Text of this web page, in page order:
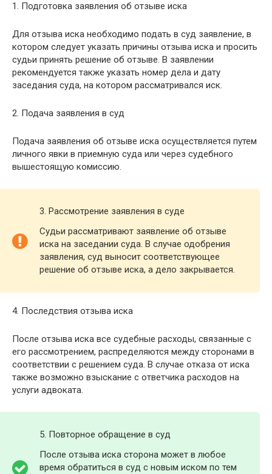
1. Подготовка заявления об отзыве иска
Для отзыва иска необходимо подать в суд заявление, в
котором следует указать причины отзыва иска и просить
судьи принять решение об отзыве. В заявлении
рекомендуется также указать номер дела и дату
заседания суда, на котором рассматривался иск.
2. Подача заявления в суд
Подача заявления об отзыве иска осуществляется путем
личного явки в приемную суда или через судебного
вышестоящую комиссию.
3. Рассмотрение заявления в суде
Судьи рассматривают заявление об отзыве
иска на заседании суда. В случае одобрения
заявления, суд выносит соответствующее
решение об отзыве иска, а дело закрывается.
4. Последствия отзыва иска
После отзыва иска все судебные расходы, связанные с
его рассмотрением, распределяются между сторонами в
соответствии с решением суда. В случае отказа от иска
также возможно взыскание с ответчика расходов на
услуги адвоката.
5. Повторное обращение в суд
После отзыва иска сторона может в любое
время обратиться в суд с новым иском по тем